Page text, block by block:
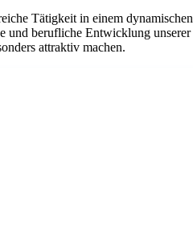
Tätigkeit in einem
berufliche Entwicklung
attraktiv machen.